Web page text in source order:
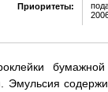
Приоритеты: